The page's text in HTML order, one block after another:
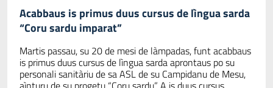
Acabbaus is primus duus cursus de lìngua sarda
“Coru sardu imparat”
Martis passau, su 20 de mesi de làmpadas, funt acabbaus
is primus duus cursus de lìngua sarda aprontaus po su
personali sanitàriu de sa ASL de su Campidanu de Mesu,